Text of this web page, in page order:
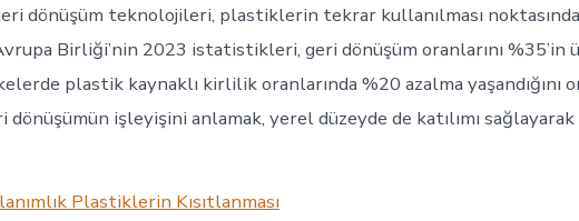
dönüşüm teknolojileri, plastiklerin tekrar kullanılması
Birliği’nin 2023 istatistikleri, geri dönüşüm oranlarını %35’in
plastik kaynaklı kirlilik oranlarında %20 azalma yaşandığını
dönüşümün işleyişini anlamak, yerel düzeyde de katılımı sağlayarak
Plastiklerin Kısıtlanması